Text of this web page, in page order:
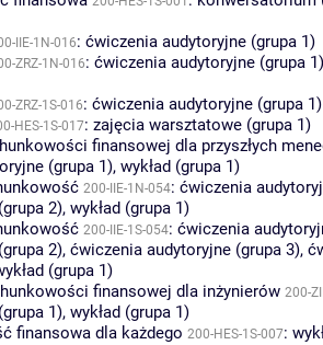
IIE-1N-016: ćwiczenia audytoryjne (grupa 1)
ZRZ-1N-016: ćwiczenia audytoryjne (grupa 1)
ZRZ-1S-016: ćwiczenia audytoryjne (grupa 1)
HES-1S-017: zajęcia warsztatowe (grupa 1)
finansowej dla przyszłych
(grupa 1), wykład (grupa 1)
200-IIE-1N-054: ćwiczenia
2), wykład (grupa 1)
200-IIE-1S-054: ćwiczenia
2), ćwiczenia audytoryjne (grupa 3),
(grupa 1)
finansowej dla inżynierów 200-
1), wykład (grupa 1)
finansowa dla każdego 200-HES-1S-007: